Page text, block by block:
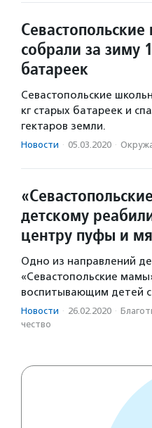
собрали за зиму
батареек
Севастопольские
кг старых батареек и
гектаров земли.
Новости · 05.03.2020 ·
детскому
центру пуфы и
Одно из направлений
«Севастопольские
воспитывающим детей
Новости · 26.02.2020 ·
чест­во